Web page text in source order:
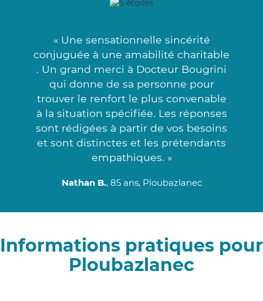
« Une sensationnelle sincérité
conjuguée à une amabilité charitable
. Un grand merci à Docteur Bougrini
qui donne de sa personne pour
trouver le renfort le plus convenable
à la situation spécifiée. Les réponses
sont rédigées à partir de vos besoins
et sont distinctes et les prétendants
empathiques. »
Nathan B., 85 ans, Ploubazlanec
Informations pratiques pour
Ploubazlanec